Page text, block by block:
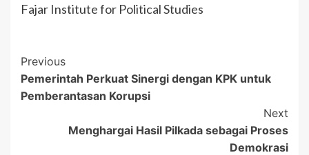
Fajar Institute for Political Studies
Post
Navigation
Previous
Pemerintah Perkuat Sinergi dengan KPK untuk
Pemberantasan Korupsi
Next
Menghargai Hasil Pilkada sebagai Proses
Demokrasi